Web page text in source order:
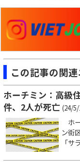
この記事の関
ホーチミン：高級
件、2人が死亡 (24/5/
ホ
ン街
「サ